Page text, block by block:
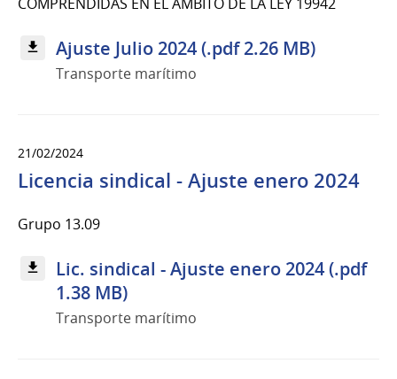
Ajuste Julio 2024 (.pdf 2.26 MB)
Transporte marítimo
21/02/2024
Licencia sindical - Ajuste enero 2024
Grupo 13.09
Lic. sindical - Ajuste enero 2024 (.pdf
1.38 MB)
Transporte marítimo